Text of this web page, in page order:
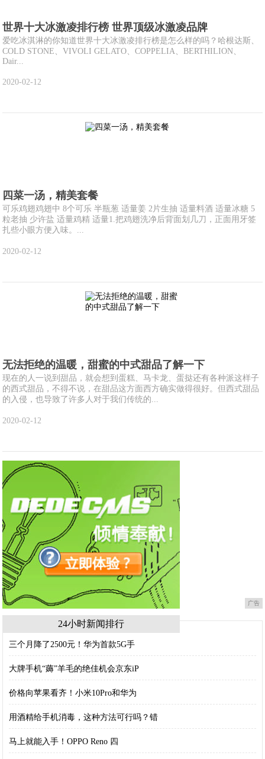
世界十大冰激凌排行榜 世界顶级冰激凌品牌
爱吃冰淇淋的你知道世界十大冰激凌排行榜是怎么样的吗？哈根达斯、
COLD STONE、VIVOLI GELATO、COPPELIA、BERTHILION、
Dair...
2020-02-12
四菜一汤，精美套餐
可乐鸡翅鸡翅中 8个可乐 半瓶葱 适量姜 2片生抽 适量料酒 适量冰糖 5
粒老抽 少许盐 适量鸡精 适量1.把鸡翅洗净后背面划几刀，正面用牙签
扎些小眼方便入味。...
2020-02-12
无法拒绝的温暖，甜蜜的中式甜品了解一下
现在的人一说到甜品，就会想到蛋糕、马卡龙、蛋挞还有各种派这样子
的西式甜品，不得不说，在甜品这方面西方确实做得很好。但西式甜品
的入侵，也导致了许多人对于我们传统的...
2020-02-12
广告
24小时新闻排行
三个月降了2500元！华为首款5G手
大牌手机“薅”羊毛的绝佳机会京东iP
价格向苹果看齐！小米10Pro和华为
用酒精给手机消毒，这种方法可行吗？错
马上就能入手！OPPO Reno 四